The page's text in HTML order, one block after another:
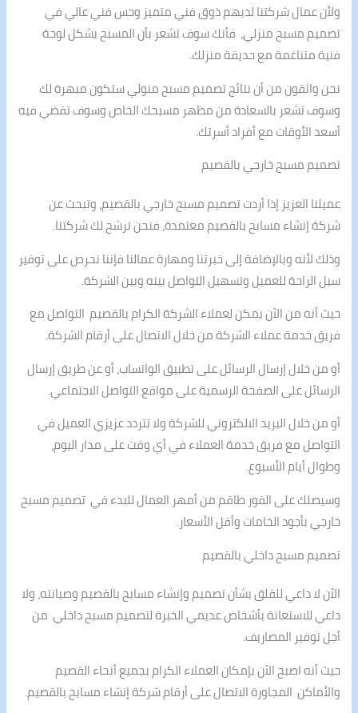
ولأن عمال شركتنا لديهم ذوق فني متميز وحس فني عالي في
تصميم مسبح منزلي، فأنك سوف تشعر بأن المسبح يشكل لوحة
فنية متناغمة مع حديقة منزلك.
نحن واثقون من أن نتائج تصميم مسبح منولي ستكون مبهرة لك
وسوف تشعر بالسعادة من مظهر مسبحك الخاص وسوف تقضي فيه
أسعد الأوقات مع أفراد أسرتك.
تصميم مسبح خارجي بالقصيم
عميلنا العزيز إذا أردت تصميم مسبح خارجي بالقصيم، وتبحث عن
شركة إنشاء مسابح بالقصيم معتمدة، فنحن نرشح لك شركتنا.
وذلك لأنه وبالإضافة إلى خبرتنا ومهارة عمالنا فإننا نحرص على توفير
سبل الراحة للعميل وتسهيل التواصل بينه وبين الشركة.
حيث أنه من الآن يمكن لعملاء الشركة الكرام بالقصيم التواصل مع
فريق خدمة عملاء الشركة من خلال الاتصال على أرقام الشركة.
أو من خلال إرسال الرسائل على تطبيق الواتساب، أو عن طريق إرسال
الرسائل على الصفحة الرسمية على مواقع التواصل الاجتماعي.
أو من خلال البريد الالكتروني للشركة ولا تتردد عزيزي العميل في
التواصل مع فريق خدمة العملاء في أي وقت على مدار اليوم،
وطوال أيام الأسبوع.
وسيصلك على الفور طاقم من أمهر العمال للبدء في تصميم مسبح
خارجي بأجود الخامات وأقل الأسعار.
تصميم مسبح داخلي بالقصيم
الآن لا داعي للقلق بشأن تصميم وإنشاء مسابح بالقصيم وصيانته، ولا
داعي للاستعانة بأشخاص عديمي الخبرة لتصميم مسبح داخلي من
أجل توفير المصاريف.
حيث أنه اصبح الآن بإمكان العملاء الكرام بجميع أنحاء القصيم
والأماكن المجاورة الاتصال على أرقام شركة إنشاء مسابح بالقصيم.